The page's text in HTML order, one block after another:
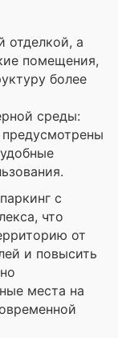
отделкой, а
помещения,
более
среды:
с
что
от
и повысить
места на